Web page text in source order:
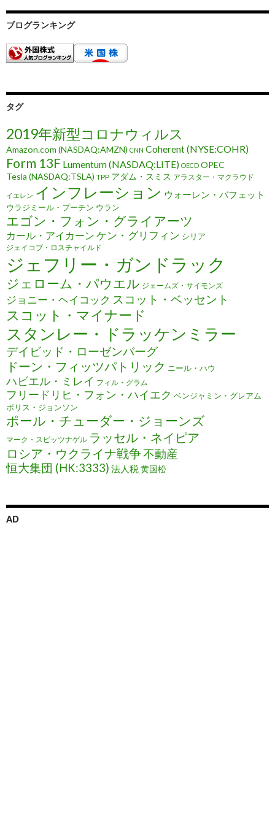
ブログランキング
タグ
2019年新型コロナウィルス
Amazon.com (NASDAQ:AMZN) CNN Coherent (NYSE:COHR)
Form 13F Lumentum (NASDAQ:LITE) OECD OPEC
Tesla (NASDAQ:TSLA) TPP アダム・スミス アラスター・マクラウド
イエレン インフレーション ウォーレン・バフェット
ウラジミール・プーチン ウラン
エゴン・フォン・グライアーツ
カール・アイカーン ケン・グリフィン シリア
ジェイコブ・ロスチャイルド
ジェフリー・ガンドラック
ジェローム・パウエル ジェームズ・サイモンズ
ジョニー・ヘイコック スコット・ベッセント
スコット・マイナード
スタンレー・ドラッケンミラー
デイビッド・ローゼンバーグ
ドーン・フィッツパトリック ニール・ハウ
ハビエル・ミレイ フィル・グラム
フリードリヒ・フォン・ハイエク ベンジャミン・グレアム
ボリス・ジョンソン
ポール・チューダー・ジョーンズ
マーク・スピッツナゲル ラッセル・ネイピア
ロシア・ウクライナ戦争不動産
恒大集団 (HK:3333) 法人税黄国松
AD